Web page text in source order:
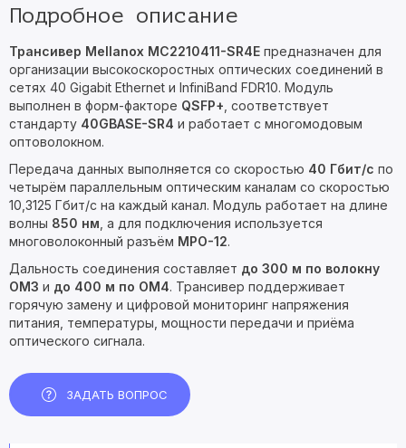
Подробное описание
Трансивер Mellanox MC2210411-SR4E предназначен для
организации высокоскоростных оптических соединений в
сетях 40 Gigabit Ethernet и InfiniBand FDR10. Модуль
выполнен в форм-факторе QSFP+ , соответствует
стандарту 40GBASE-SR4 и работает с многомодовым
оптоволокном.
Передача данных выполняется со скоростью 40 Гбит/с по
четырём параллельным оптическим каналам со скоростью
10,3125 Гбит/с на каждый канал. Модуль работает на длине
волны 850 нм , а для подключения используется
многоволоконный разъём MPO-12.
Дальность соединения составляет до 300 м по волокну
OM3 и до 400 м по OM4. Трансивер поддерживает
горячую замену и цифровой мониторинг напряжения
питания, температуры, мощности передачи и приёма
оптического сигнала.
ЗАДАТЬ ВОПРОС